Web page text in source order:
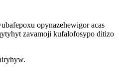
opynazehewigor acas
zavamoji kufalofosypo ditizo